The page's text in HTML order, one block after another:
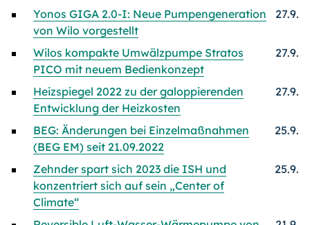
Yonos GIGA 2.0-I: Neue Pumpengeneration
von Wilo vorgestellt
27.9.
Wilos kompakte Umwälzpumpe Stratos
PICO mit neuem Bedienkonzept
27.9.
Heizspiegel 2022 zu der galoppierenden
Entwicklung der Heizkosten
27.9.
BEG: Änderungen bei Einzelmaßnahmen
(BEG EM) seit 21.09.2022
25.9.
Zehnder spart sich 2023 die ISH und
konzentriert sich auf sein „Center of
Climate“
25.9.